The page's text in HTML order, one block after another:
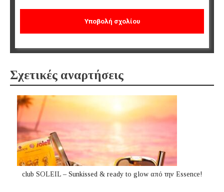
Σχετικές αναρτήσεις
club SOLEIL – Sunkissed & ready to glow από την Essence!